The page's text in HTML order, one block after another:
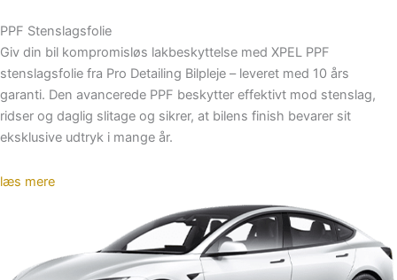
PPF Stenslagsfolie
Giv din bil kompromisløs lakbeskyttelse med XPEL PPF
stenslagsfolie fra Pro Detailing Bilpleje – leveret med 10 års
garanti. Den avancerede PPF beskytter effektivt mod stenslag,
ridser og daglig slitage og sikrer, at bilens finish bevarer sit
eksklusive udtryk i mange år.
læs mere